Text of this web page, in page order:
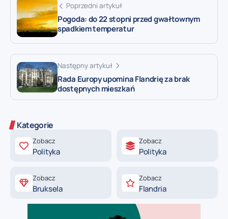
Poprzedni artykuł
Pogoda: do 22 stopni przed gwałtownym
spadkiem temperatur
Następny artykuł
Rada Europy upomina Flandrię za brak
dostępnych mieszkań
Kategorie
Zobacz
Polityka
Zobacz
Polityka
Zobacz
Bruksela
Zobacz
Flandria